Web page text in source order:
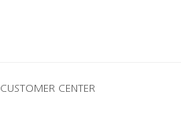
CUSTOMER CENTER